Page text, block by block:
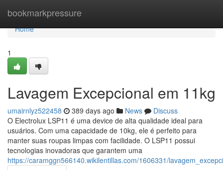
bookmarkpressure
Home
Home
1
Lavagem Excepcional em 11kg
umairnlyz522458 389 days ago News
Discuss
O Electrolux LSP11 é uma device de alta qualidade ideal para
usuários. Com uma capacidade de 10kg, ele é perfeito para
manter suas roupas limpas com facilidade. O LSP11 possui
tecnologias inovadoras que garantem uma
https://caramggn566140.wikilentillas.com/1606331/